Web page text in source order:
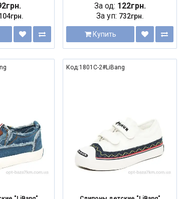
За од: 122грн.
За уп: 732грн.
Купить
Код:1801C-2#LiBang